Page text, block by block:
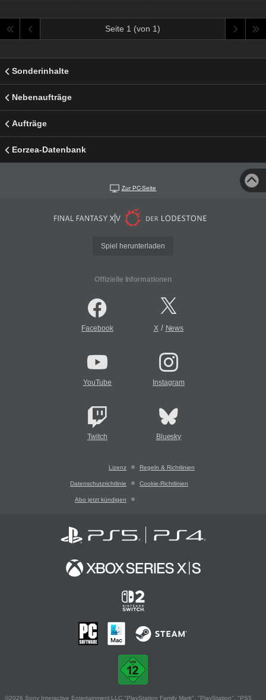
Seite 1 (von 1)
Sonderinhalte
Nebenaufträge
Aufträge
Eorzea-Datenbank
Zur PC-Seite
Spiel herunterladen
Offizielle Informationen
Facebook X/ News
YouTube Instagram
Twitch Bluesky
Lizenz Regeln & Richtlinien
Datenschutzrichtlinie Cookie-Richtlinien
Abo jetzt kündigen
©2026 Sony Interactive Entertainment LLC."PlayStation Family Mark", "PlayStation", "PS5